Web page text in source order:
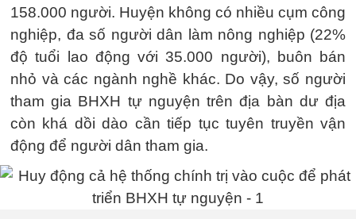
158.000 người. Huyện không có nhiều cụm công
nghiệp, đa số người dân làm nông nghiệp (22%
độ tuổi lao động với 35.000 người), buôn bán
nhỏ và các ngành nghề khác. Do vậy, số người
tham gia BHXH tự nguyện trên địa bàn dư địa
còn khá dồi dào cần tiếp tục tuyên truyền vận
động để người dân tham gia.